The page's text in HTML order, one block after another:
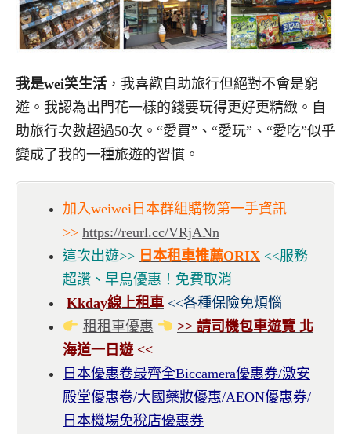
我是wei笑生活 ，我喜歡自助旅行但絕對不會是窮
遊。我認為出門花一樣的錢要玩得更好更精緻。自
助旅行次數超過50次。“愛買”、“愛玩”、“愛吃”似乎
變成了我的一種旅遊的習慣。
加入weiwei日本群組購物第一手資訊
>> https://reurl.cc/VRjANn
這次出遊>> 日本租車推薦ORIX <<服務
超讚、早鳥優惠！免費取消
Kkday線上租車 <<各種保險免煩惱
租租車優惠
>> 請司機包車遊覽 北
海道一日遊 <<
日本優惠卷最齊全Biccamera優惠券/激安
殿堂優惠卷/大國藥妝優惠/AEON優惠券/
日本機場免稅店優惠券